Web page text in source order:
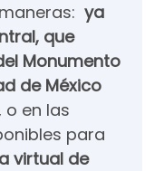
ya
que
Monumento
de México
o en las
para
virtual de